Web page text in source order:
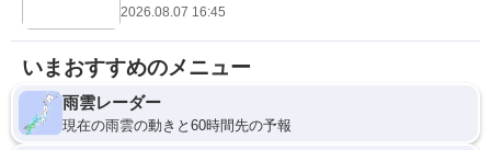
2026.08.07 16:45
いまおすすめのメニュー
雨雲レーダー
現在の雨雲の動きと60時間先の予報